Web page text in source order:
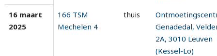
16 maart
2025
166 TSM
Mechelen 4
thuis
Genadedal,
2A, 3010 Leuven
(Kessel-Lo)